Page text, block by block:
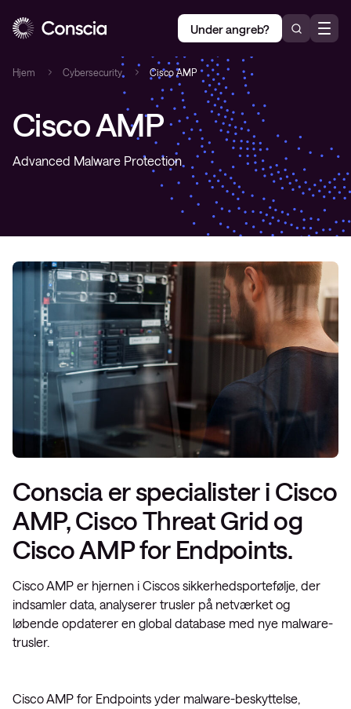
Under angreb?
Hjem Cybersecurity Cisco AMP
Cisco AMP
Advanced Malware Protection
Conscia er specialister i Cisco
AMP, Cisco Threat Grid og
Cisco AMP for Endpoints.
Cisco AMP er hjernen i Ciscos sikkerhedsportefølje, der
indsamler data, analyserer trusler på netværket og
løbende opdaterer en global database med nye malware-
trusler.
Cisco AMP for Endpoints yder malware-beskyttelse,